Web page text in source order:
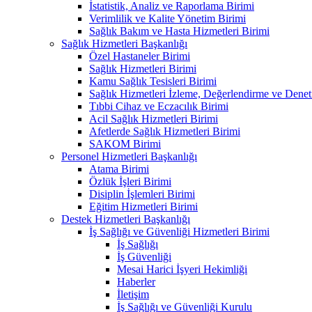
İstatistik, Analiz ve Raporlama Birimi
Verimlilik ve Kalite Yönetim Birimi
Sağlık Bakım ve Hasta Hizmetleri Birimi
Sağlık Hizmetleri Başkanlığı
Özel Hastaneler Birimi
Sağlık Hizmetleri Birimi
Kamu Sağlık Tesisleri Birimi
Sağlık Hizmetleri İzleme, Değerlendirme ve
Tıbbi Cihaz ve Eczacılık Birimi
Acil Sağlık Hizmetleri Birimi
Afetlerde Sağlık Hizmetleri Birimi
SAKOM Birimi
Personel Hizmetleri Başkanlığı
Atama Birimi
Özlük İşleri Birimi
Disiplin İşlemleri Birimi
Eğitim Hizmetleri Birimi
Destek Hizmetleri Başkanlığı
İş Sağlığı ve Güvenliği Hizmetleri Birimi
İş Sağlığı
İş Güvenliği
Mesai Harici İşyeri Hekimliği
Haberler
İletişim
İş Sağlığı ve Güvenliği Kurulu